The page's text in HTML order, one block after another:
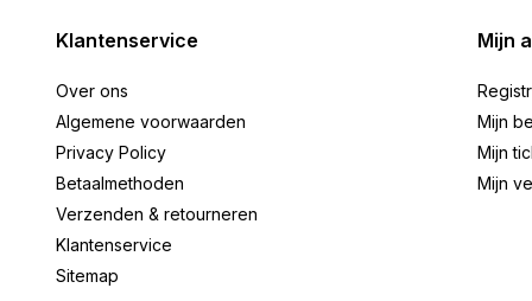
Klantenservice
Over ons
Algemene voorwaarden
Privacy Policy
Betaalmethoden
Verzenden & retourneren
Klantenservice
Sitemap
Mijn
Mijn
Mijn
Mijn